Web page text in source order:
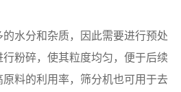
水分和杂质，因此需要进行预处
粉碎，使其粒度均匀，便于后续
料的利用率，筛分机也可用于去